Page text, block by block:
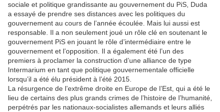
sociale et politique grandissante au gouvernement du PiS, Duda
a essayé de prendre ses distances avec les politiques du
gouvernement au cours de l’année écoulée. Mais lui aussi est
responsable. Il a non seulement joué un rôle clé en soutenant le
gouvernement PiS en jouant le rôle d’intermédiaire entre le
gouvernement et l’opposition. Il a également été l’un des
premiers à proclamer la construction d’une alliance de type
Intermarium en tant que politique gouvernementale officielle
lorsqu’il a été élu président à l’été 2015.
La résurgence de l’extrême droite en Europe de l’Est, qui a été le
lieu de certains des plus grands crimes de l’histoire de l’humanité,
perpétrés par les nationaux-socialistes allemands et leurs alliés